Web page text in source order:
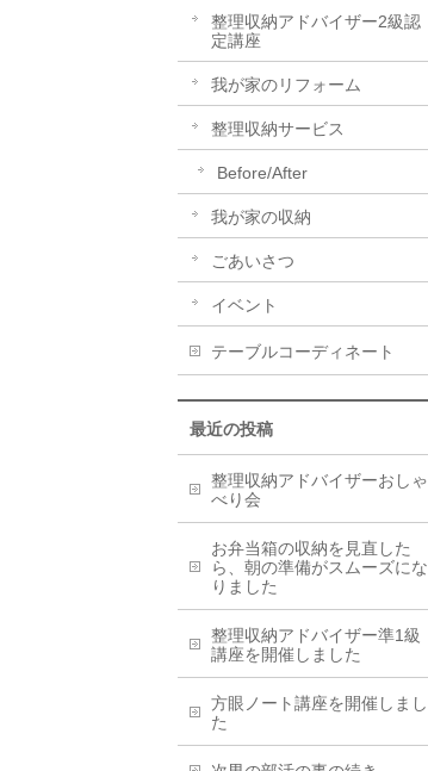
整理収納アドバイザー2級認
定講座
我が家のリフォーム
整理収納サービス
Before/After
我が家の収納
ごあいさつ
イベント
テーブルコーディネート
最近の投稿
整理収納アドバイザーおしゃ
べり会
お弁当箱の収納を見直した
ら、朝の準備がスムーズにな
りました
整理収納アドバイザー準1級
講座を開催しました
方眼ノート講座を開催しまし
た